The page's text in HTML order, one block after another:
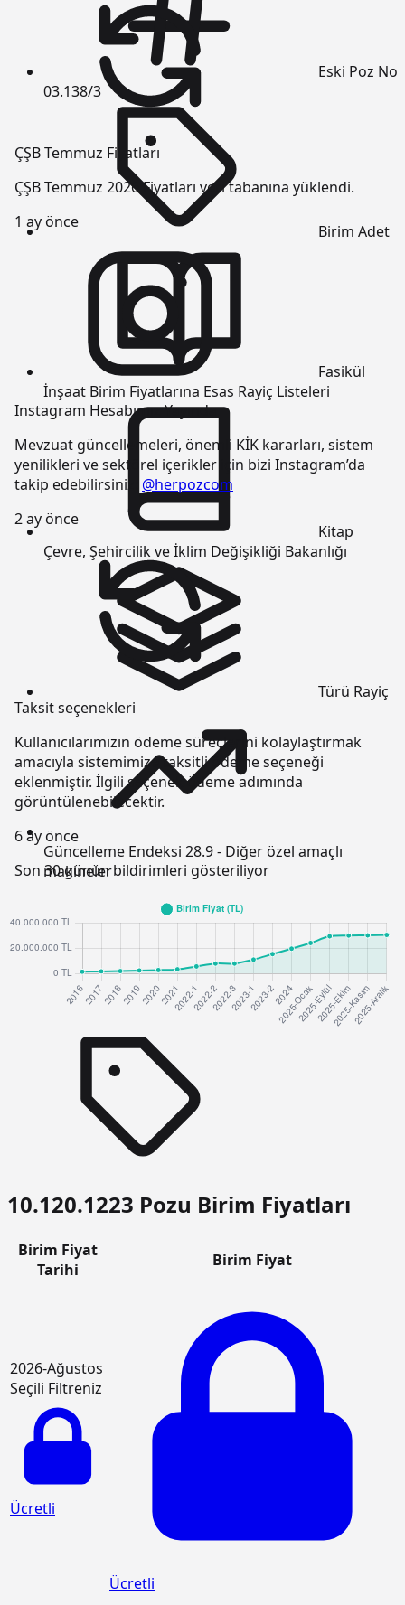
ÇŞB Temmuz Fiyatları
ÇŞB Temmuz 2026 Fiyatları veri tabanına yüklendi.
1 ay önce
Instagram Hesabımız Yayında
Mevzuat güncellemeleri, önemli KİK kararları, sistem
yenilikleri ve sektörel içerikler için bizi Instagram’da
takip edebilirsiniz: @herpozcom
2 ay önce
Taksit seçenekleri
Kullanıcılarımızın ödeme süreçlerini kolaylaştırmak
amacıyla sistemimize taksitli ödeme seçeneği
eklenmiştir. İlgili seçenek ödeme adımında
görüntülenebilecektir.
6 ay önce
Son 30 günün bildirimleri gösteriliyor
Eski Poz No
03.138/3
Birim Adet
Fasikül
İnşaat Birim Fiyatlarına Esas Rayiç Listeleri
Kitap
Çevre, Şehircilik ve İklim Değişikliği Bakanlığı
Türü Rayiç
Güncelleme Endeksi 28.9 - Diğer özel amaçlı
makineler
10.120.1223 Pozu Birim Fiyatları
Birim Fiyat
Tarihi
Birim Fiyat
2026-Ağustos
Seçili Filtreniz
Ücretli
Ücretli